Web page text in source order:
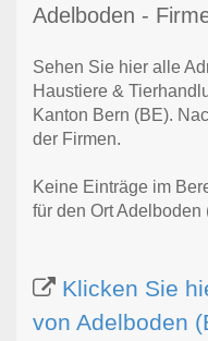
Adelboden -
Sehen Sie hier alle
Haustiere &
Kanton Bern (BE).
der Firmen.
Keine Einträge im
für den Ort Adelboden
Klicken Sie
von Adelboden